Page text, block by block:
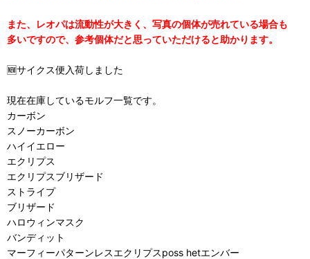
また、レオパは流動性が大きく、写真の個体が売れている場合も
多いですので、参考個体だと思っていただけると助かります。
🆕サイクス便入荷しました
現在在庫しているモルフ一覧です。
カーボン
スノーカーボン
ハイイエロー
エクリプス
エクリプスブリザード
ストライプ
ブリザード
ハロウィンマスク
バンディット
マーフィーパターンレスエクリプスposs hetエンバー